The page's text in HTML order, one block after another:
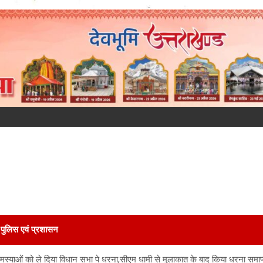
पुलिस एवं प्रशासन
को ले दिया विधान सभा पे धरना,सीएम धामी से मुलाकात के बाद किया धरना